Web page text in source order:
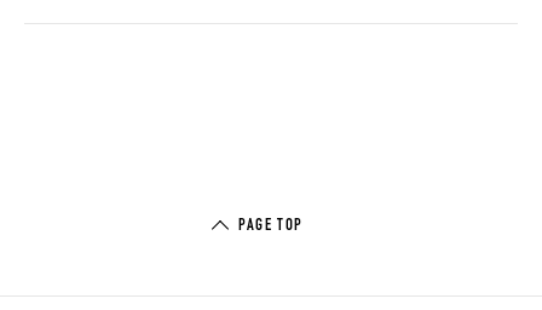
PAGE TOP